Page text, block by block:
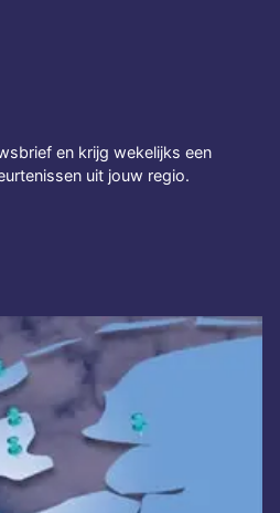
en krijg wekelijks een
uit jouw regio.